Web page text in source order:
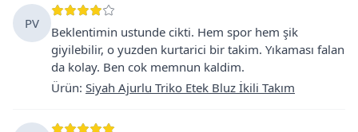
PV
Beklentimin ustunde cikti. Hem spor hem şik
giyilebilir, o yuzden kurtarici bir takim. Yıkaması falan
da kolay. Ben cok memnun kaldim.
Ürün: Siyah Ajurlu Triko Etek Bluz İkili Takım